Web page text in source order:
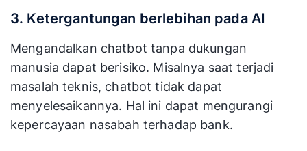
3. Ketergantungan berlebihan pada AI
Mengandalkan chatbot tanpa dukungan
manusia dapat berisiko. Misalnya saat terjadi
masalah teknis, chatbot tidak dapat
menyelesaikannya. Hal ini dapat mengurangi
kepercayaan nasabah terhadap bank.